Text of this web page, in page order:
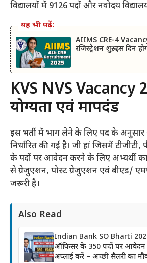
विद्यालयों में 9126 पदों और नवोदय
यह भी पढ़ें:
AIIMS CRE-4
रजिस्ट्रेशन शुरू, इस दिन
KVS NVS Vacancy
योग्यता एवं मापदंड
इस भर्ती में भाग लेने के लिए पद के
निर्धारित की गई है। जी हां जिसमें टीजीटी,
के पदों पर आवेदन करने के लिए अभ्यर्थी का
से ग्रेजुएशन, पोस्ट ग्रेजुएशन एवं बीएड/
जरूरी है।
Also Read
Indian Bank SO Bharti
ऑफिसर के 350 पदों पर
अप्लाई करें – अच्छी सैलरी का